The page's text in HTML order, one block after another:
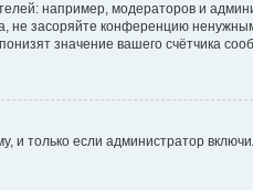
например, модераторов и
не засоряйте конференцию
значение вашего счётчика
и только если администратор